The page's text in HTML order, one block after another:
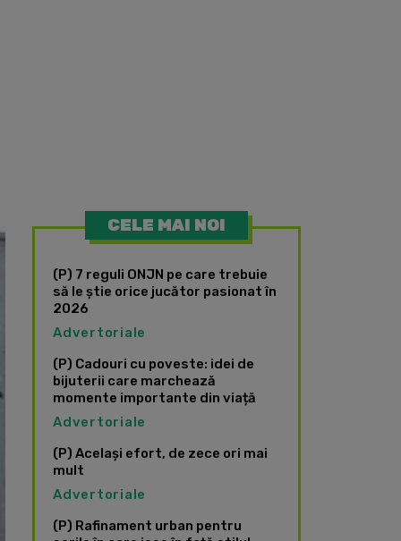
CELE MAI NOI
(P) 7 reguli ONJN pe care trebuie
să le știe orice jucător pasionat în
2026
Advertoriale
(P) Cadouri cu poveste: idei de
bijuterii care marchează
momente importante din viață
Advertoriale
(P) Același efort, de zece ori mai
mult
Advertoriale
(P) Rafinament urban pentru